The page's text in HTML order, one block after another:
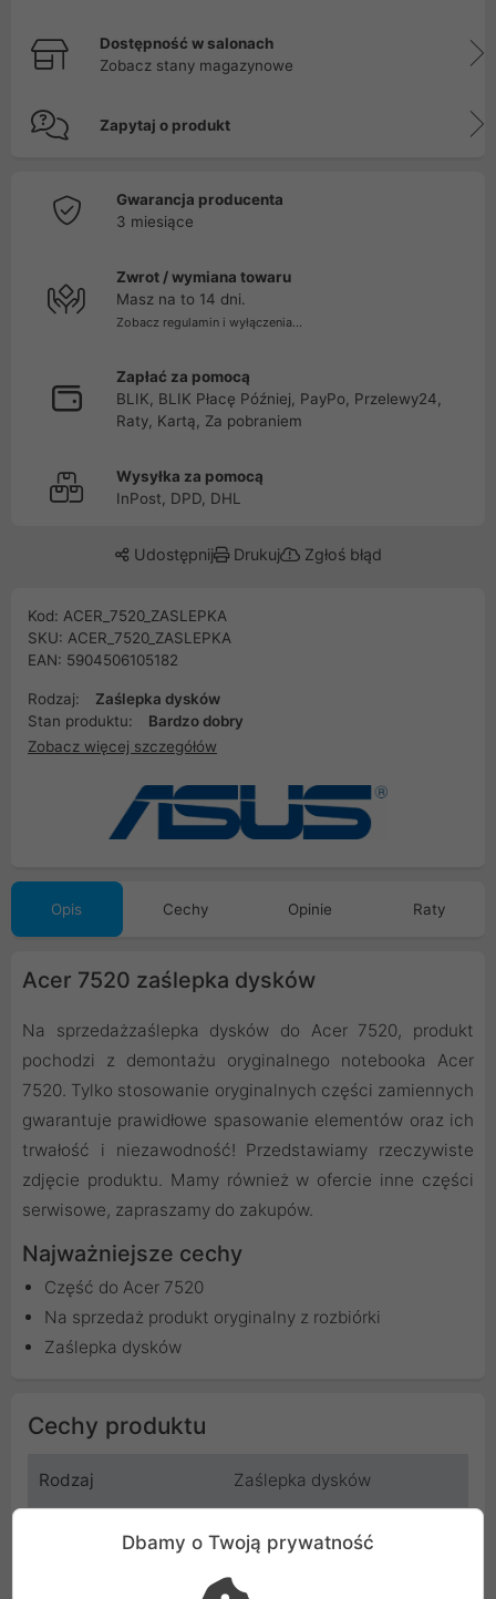
Dostępność w salonach
Zobacz stany magazynowe
Zapytaj o produkt
Gwarancja producenta
3 miesiące
Zwrot / wymiana towaru
Masz na to 14 dni.
Zobacz regulamin i wyłączenia...
Zapłać za pomocą
BLIK, BLIK Płacę Później, PayPo, Przelewy24,
Raty, Kartą, Za pobraniem
Wysyłka za pomocą
InPost, DPD, DHL
Udostępnij Drukuj Zgłoś błąd
Kod: ACER_7520_ZASLEPKA
SKU: ACER_7520_ZASLEPKA
EAN: 5904506105182
Rodzaj:
Zaślepka dysków
Stan produktu:
Bardzo dobry
Zobacz więcej szczegółów
Opis Cechy Opinie Raty
Acer 7520 zaślepka dysków
Na sprzedażzaślepka dysków do Acer 7520, produkt
pochodzi z demontażu oryginalnego notebooka Acer
7520. Tylko stosowanie oryginalnych części zamiennych
gwarantuje prawidłowe spasowanie elementów oraz ich
trwałość i niezawodność! Przedstawiamy rzeczywiste
zdjęcie produktu. Mamy również w ofercie inne części
serwisowe, zapraszamy do zakupów.
Najważniejsze cechy
Część do Acer 7520
Na sprzedaż produkt oryginalny z rozbiórki
Zaślepka dysków
Cechy produktu
Rodzaj Zaślepka dysków
Stan produktu Bardzo dobry
ASUS
Dbamy o Twoją prywatność